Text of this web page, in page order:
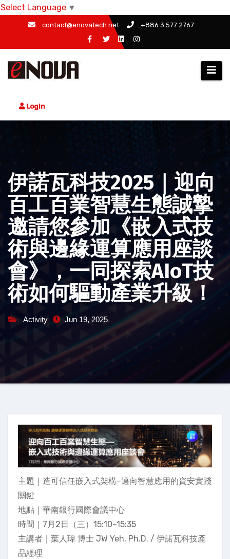
Select Language ▼
content
contact@enovatech.net +886 3 577 2767
Login
伊諾瓦科技2025｜迎向
百工百業智慧生態誠摯
邀請您參加《嵌入式技
術與邊緣運算應用座談
會》，一同探索AIoT技
術如何驅動產業升級！
Activity Jun 19, 2025
主題｜造可信任嵌入式架構–邁向智慧應用的資安實踐
關鍵
地點｜華南銀行國際會議中心
時間｜7月2日（三）15:10–15:35
主講者｜葉人瑋 博士 JW Yeh, Ph.D. / 伊諾瓦科技產
品經理